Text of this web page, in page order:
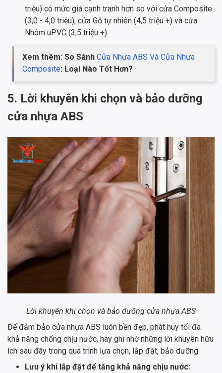
triệu) có mức giá cạnh tranh hơn so với cửa Composite
(3,0 - 4,0 triệu), cửa Gỗ tự nhiên (4,5 triệu +) và cửa
Nhôm uPVC (3,5 triệu +).
Xem thêm: So Sánh Cửa Nhựa ABS Và Cửa Nhựa
Composite: Loại Nào Tốt Hơn?
5. Lời khuyên khi chọn và bảo dưỡng
cửa nhựa ABS
Lời khuyên khi chọn và bảo dưỡng cửa nhựa ABS
Để đảm bảo cửa nhựa ABS luôn bền đẹp, phát huy tối đa
khả năng chống chịu nước, hãy ghi nhớ những lời khuyên hữu
ích sau đây trong quá trình lựa chọn, lắp đặt, bảo dưỡng:
Lưu ý khi lắp đặt để tăng khả năng chịu nước: